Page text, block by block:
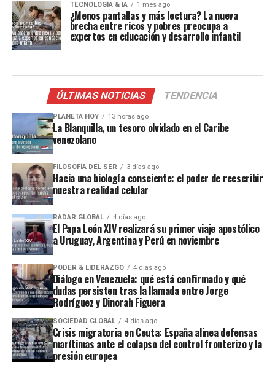
TECNOLOGÍA & IA 1 mes ago
¿Menos pantallas y más lectura? La nueva
brecha entre ricos y pobres preocupa a
expertos en educación y desarrollo infantil
ÚLTIMAS NOTICIAS TENDENCIA
PLANETA HOY 13 horas ago
La Blanquilla, un tesoro olvidado en el Caribe
venezolano
FILOSOFÍA DEL SER 3 días ago
Hacia una biología consciente: el poder de reescribir
nuestra realidad celular
RADAR GLOBAL 4 días ago
El Papa León XIV realizará su primer viaje apostólico
a Uruguay, Argentina y Perú en noviembre
PODER & LIDERAZGO 4 días ago
Diálogo en Venezuela: qué está confirmado y qué
dudas persisten tras la llamada entre Jorge
Rodríguez y Dinorah Figuera
SOCIEDAD GLOBAL 4 días ago
Crisis migratoria en Ceuta: España alinea defensas
marítimas ante el colapso del control fronterizo y la
presión europea